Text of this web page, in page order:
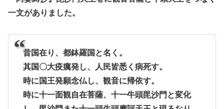
一文がありました。
昔国在り、都鉢羅国と名く。
其国〇大疫癘発し、人民皆悉く病死す。
時に国王発願念仏し、観音に帰依す。
時に十一面観自在菩薩、十一牛頭毘沙門と変化